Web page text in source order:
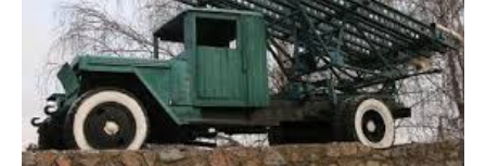
Найбагатше село України
Чому я весь час прокидаюся о 3
ночі?